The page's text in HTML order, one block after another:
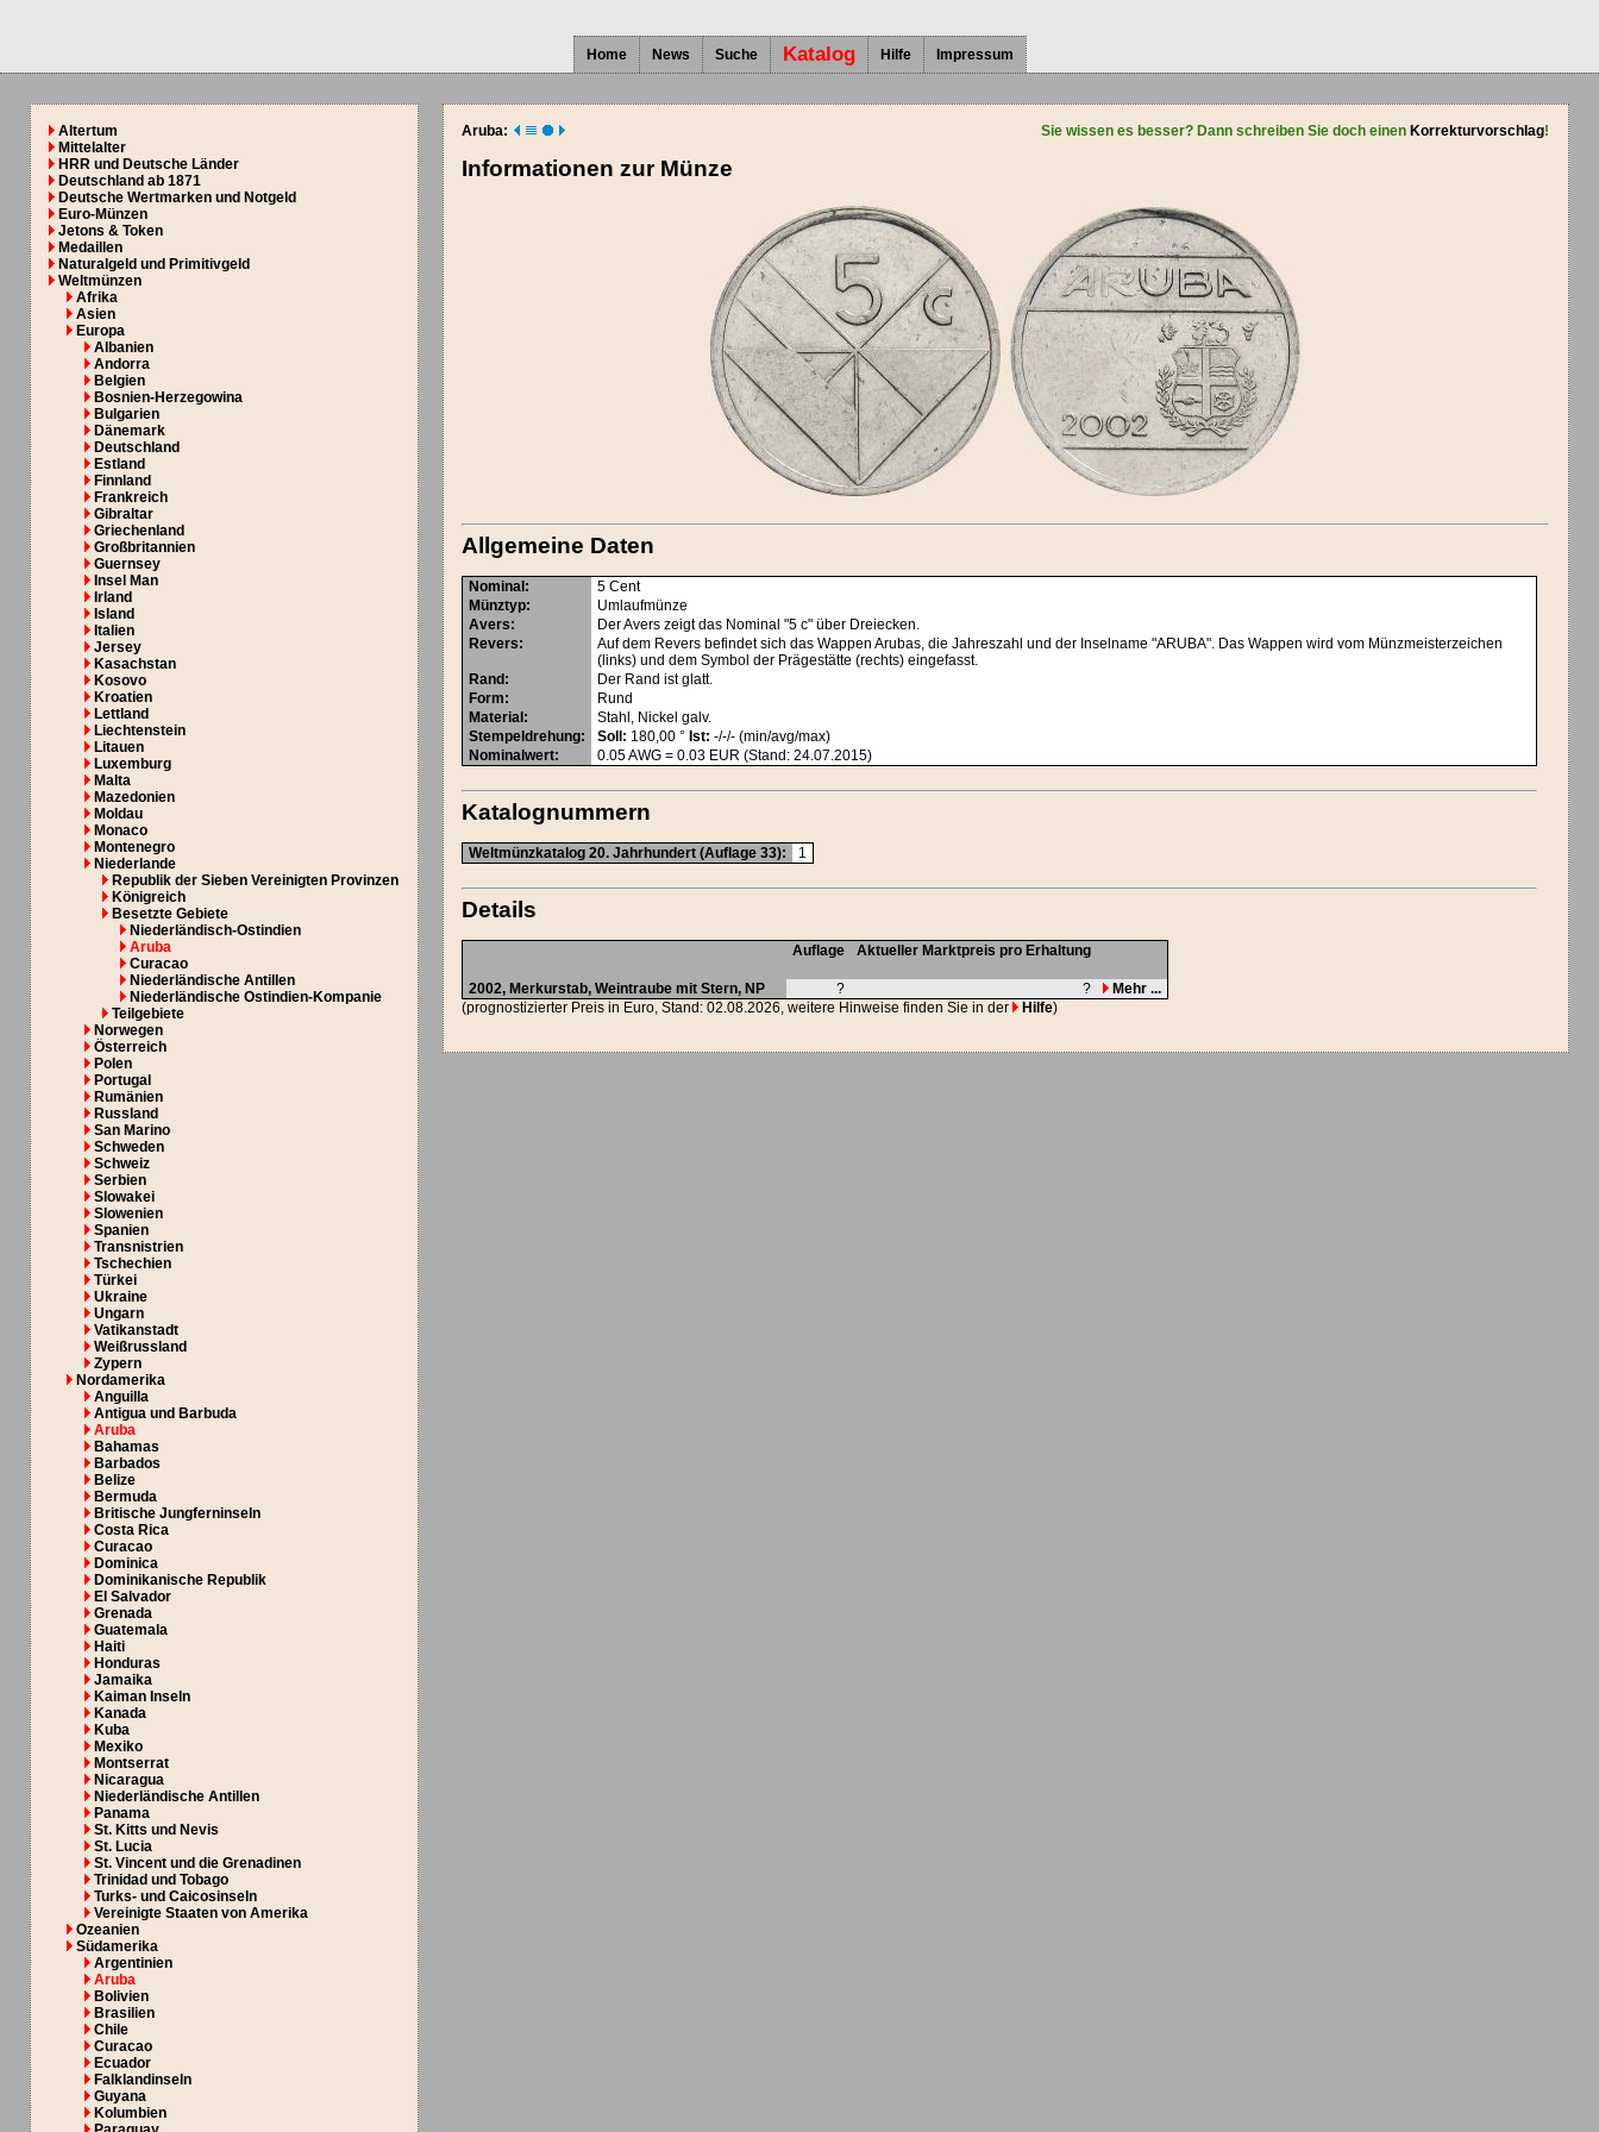
Home News Suche Katalog Hilfe Impressum
Altertum
Mittelalter
HRR und Deutsche Länder
Deutschland ab 1871
Deutsche Wertmarken und Notgeld
Euro-Münzen
Jetons & Token
Medaillen
Naturalgeld und Primitivgeld
Weltmünzen
Afrika
Asien
Europa
Albanien
Andorra
Belgien
Bosnien-Herzegowina
Bulgarien
Dänemark
Deutschland
Estland
Finnland
Frankreich
Gibraltar
Griechenland
Großbritannien
Guernsey
Insel Man
Irland
Island
Italien
Jersey
Kasachstan
Kosovo
Kroatien
Lettland
Liechtenstein
Litauen
Luxemburg
Malta
Mazedonien
Moldau
Monaco
Montenegro
Niederlande
Republik der Sieben Vereinigten Provinzen
Königreich
Besetzte Gebiete
Niederländisch-Ostindien
Aruba
Curacao
Niederländische Antillen
Niederländische Ostindien-Kompanie
Teilgebiete
Norwegen
Österreich
Polen
Portugal
Rumänien
Russland
San Marino
Schweden
Schweiz
Serbien
Slowakei
Slowenien
Spanien
Transnistrien
Tschechien
Türkei
Ukraine
Ungarn
Vatikanstadt
Weißrussland
Zypern
Nordamerika
Anguilla
Antigua und Barbuda
Aruba
Bahamas
Barbados
Belize
Bermuda
Britische Jungferninseln
Costa Rica
Curacao
Dominica
Dominikanische Republik
El Salvador
Grenada
Guatemala
Haiti
Honduras
Jamaika
Kaiman Inseln
Kanada
Kuba
Mexiko
Montserrat
Nicaragua
Niederländische Antillen
Panama
St. Kitts und Nevis
St. Lucia
St. Vincent und die Grenadinen
Trinidad und Tobago
Turks- und Caicosinseln
Vereinigte Staaten von Amerika
Ozeanien
Südamerika
Argentinien
Aruba
Bolivien
Brasilien
Chile
Curacao
Ecuador
Falklandinseln
Guyana
Kolumbien
Aruba: Sie wissen es besser? Dann schreiben Sie doch einen Korrekturvorschlag!
Informationen zur Münze
Allgemeine Daten
Nominal :
5 Cent
Münztyp:
Umlaufmünze
Avers:
Der Avers zeigt das Nominal "5 c" über Dreiecken.
Revers:
Auf dem Revers befindet sich das Wappen Arubas, die Jahreszahl und der Inselname "ARUBA". Das Wappen wird vom Münzmeisterzeichen
(links) und dem Symbol der Prägestätte (rechts) eingefasst.
Rand :
Der Rand ist glatt.
Form:
Rund
Material :
Stahl, Nickel galv.
Stempeldrehung: Soll: 180,00 ° Ist: -/-/- (min/avg/max)
Nominalwert: 0.05AWG = 0.03 EUR (Stand: 24.07.2015)
Katalognummern
Weltmünzkatalog 20. Jahrhundert (Auflage 33): 1
Details
Auflage Aktueller Marktpreis pro Erhaltung
2002, Merkurstab,Weintraube mit Stern, NP ? ?
Mehr ...
(prognostizierter Preis in Euro, Stand: 02.08.2026, weitere Hinweise finden Sie in der
Hilfe)